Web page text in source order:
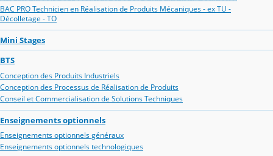
BAC PRO Technicien en Réalisation de Produits Mécaniques - ex TU -
Décolletage - TO
Mini Stages
BTS
Conception des Produits Industriels
Conception des Processus de Réalisation de Produits
Conseil et Commercialisation de Solutions Techniques
Enseignements optionnels
Enseignements optionnels généraux
Enseignements optionnels technologiques